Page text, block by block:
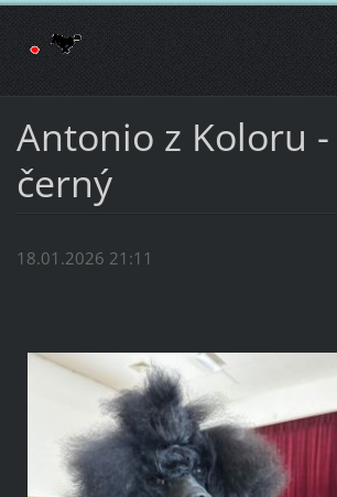
Antonio z Koloru
černý
18.01.2026 21:11